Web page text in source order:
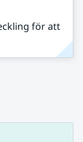
för att